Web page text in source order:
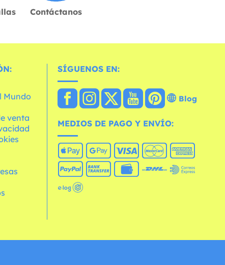
Contáctanos
Mundo
venta
SÍGUENOS EN:
Blog
MEDIOS DE PAGO Y ENVÍO: